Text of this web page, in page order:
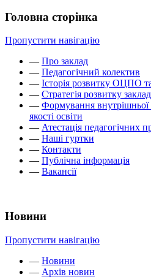
Головна сторінка
Пропустити навігацію
— Про заклад
— Педагогічний колектив
— Історія розвитку ОЦПО
— Стратегія розвитку
— Формування внутрішньої
якості освіти
— Атестація педагогічних
— Наші гуртки
— Контакти
— Публічна інформація
— Вакансії
Новини
Пропустити навігацію
— Новини
— Архів новин